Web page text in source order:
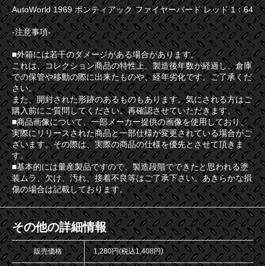
AutoWorld 1969 ポンティアック ファイヤーバード レッド 1：64
-注意事項-
■外箱には若干のダメージがある場合があります。
これは、コレクション商品の特性上、製造後年数が経過し、倉庫
での保管や移動の際に出来たものや、経年劣化です。ご了承くだ
さい。
また、開封された形跡のあるものもあります。気にされる方はご
購入前にご質問してください。再確認させていただきます。
■商品画像について、一部メーカー提供の画像を使用しており、
実際にリリースされた商品と一部仕様が変更されている場合がご
ざいます。その際は、実際の商品の仕様を優先とさせて頂きま
す。
■基本的には量産製品ですので、製造段階でできたと思われる塗
装ムラ、欠け、汚れ、接着不良等はご了承下さい。あきらかな損
傷の場合は記載しております。
その他の詳細情報
販売価格 1,280円(税込1,408円)